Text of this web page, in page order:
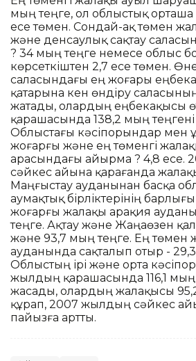
мың теңге, ол облыстық
есе төмен. Сондай-ақ төмен
және денсаулық сақтау
? 34 мың теңге немесе облыс
көрсеткіштен 2,7 есе төмен.
саласындағы ең жоғары
қатарына кен өндіру
жатады, олардың еңбекақысы
қарашасында 138,2 мың
Облыстағы кәсіпорындар мен
жоғарғы және ең төменгі
арасындағы айырма ? 4,8 есе.
сәйкес айына қарағанда
Маңғыстау ауданынан басқа
аумақтық бірліктерінің
жоғарғы жалақы Қарақия
теңге. Ақтау және Жаңаөзен
және 93,7 мың теңге. Ең төмен
ауданында сақталып отыр -
Облыстың ірі және орта
жылдың қарашасында 116,1
жасады, олардың жалақысы
құрап, 2007 жылдың сәйкес
пайызға артты.